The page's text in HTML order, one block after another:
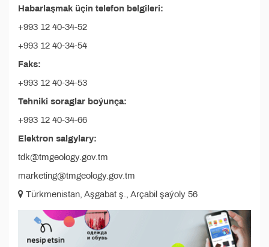
Habarlaşmak üçin telefon belgileri:
+993 12 40-34-52
+993 12 40-34-54
Faks:
+993 12 40-34-53
Tehniki soraglar boýunça:
+993 12 40-34-66
Elektron salgylary:
tdk@tmgeology.gov.tm
marketing@tmgeology.gov.tm
Türkmenistan, Aşgabat ş., Arçabil şaýoly 56